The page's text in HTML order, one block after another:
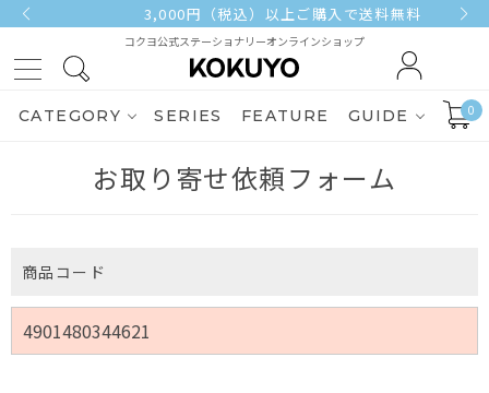
3,000円（税込）以上ご購入で送料無料
コクヨ公式ステーショナリーオンラインショップ
CATEGORY SERIES FEATURE GUIDE 0
お取り寄せ依頼フォーム
商品コード